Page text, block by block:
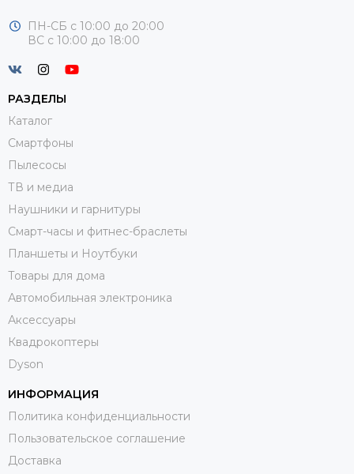
ПН-СБ с 10:00 до 20:00
ВС с 10:00 до 18:00
РАЗДЕЛЫ
Каталог
Смартфоны
Пылесосы
ТВ и медиа
Наушники и гарнитуры
Смарт-часы и фитнес-браслеты
Планшеты и Ноутбуки
Товары для дома
Автомобильная электроника
Аксессуары
Квадрокоптеры
Dyson
ИНФОРМАЦИЯ
Политика конфиденциальности
Пользовательское соглашение
Доставка